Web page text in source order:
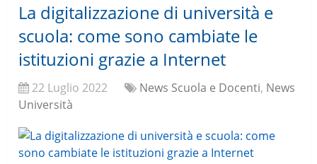
La digitalizzazione di università e
scuola: come sono cambiate le
istituzioni grazie a Internet
22 Luglio 2022 News Scuola e Docenti, News
Università